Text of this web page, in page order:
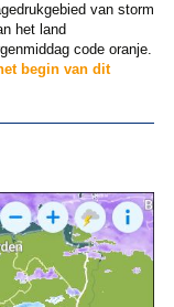
van storm
het land
code oranje.
begin van dit